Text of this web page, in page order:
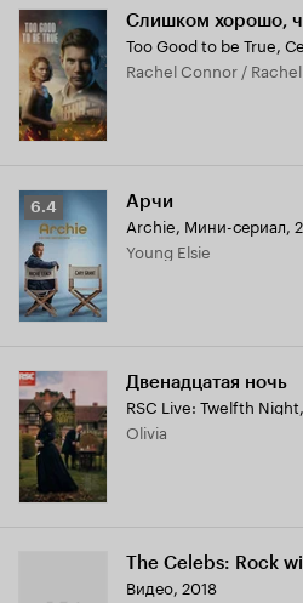
Слишком хорошо,
Too Good to be True,
Rachel Connor / Rachel
Рейтинг
Кинопоиска
6.4
6.4 Арчи
Archie, Мини-сериал,
Young Elsie
Двенадцатая ночь
RSC Live: Twelfth Night,
Olivia
The Celebs: Rock
Видео, 2018